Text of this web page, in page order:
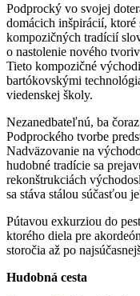
Podprocký vo svojej
domácich inšpirácií,
kompozičných tradícií
o nastolenie nového
Tieto kompozičné
bartókovskými
viedenskej školy.
Nezanedbateľnú, ba
Podprockého tvorbe
Nadväzovanie na
hudobné tradície sa
rekonštrukciách
sa stáva stálou súčasťou
Pútavou exkurziou do
ktorého diela pre
storočia až po
Hudobná cesta